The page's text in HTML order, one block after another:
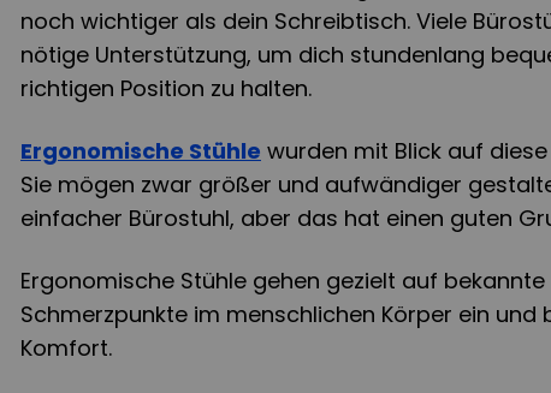
noch wichtiger als dein Schreibtisch. Viele
nötige Unterstützung, um dich stundenlang
richtigen Position zu halten.
Ergonomische Stühle wurden mit Blick auf
Sie mögen zwar größer und aufwändiger
einfacher Bürostuhl, aber das hat einen guten
Ergonomische Stühle gehen gezielt auf
Schmerzpunkte im menschlichen Körper ein und
Komfort.